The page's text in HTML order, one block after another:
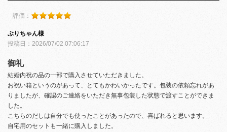
評価：
ぶりちゃん様
投稿日：2026/07/02 07:06:17
御礼
結婚内祝の品の一部で購入させていただきました。
お祝い箱というのがあって、とてもかわいかったです。包装の依頼忘れがあ
りましたが、確認のご連絡をいただき無事包装した状態で渡すことができま
した。
こちらのだしは自分でも使ったことがあったので、喜ばれると思います。
自宅用のセットも一緒に購入しました。